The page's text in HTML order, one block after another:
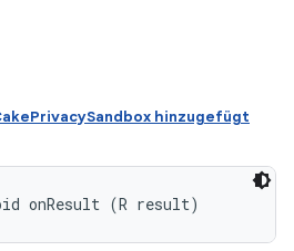
hinzugefügt
onResult (R result)